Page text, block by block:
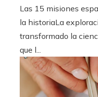
Las 15 misiones
la historiaLa
transformado la
que l...